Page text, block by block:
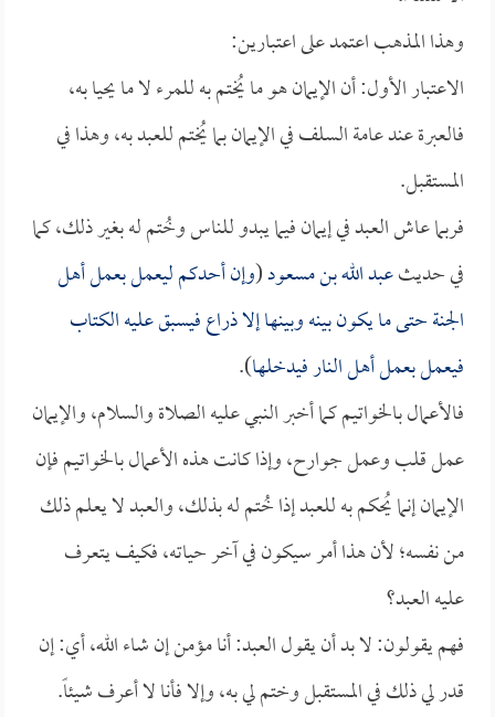
وهذا المذهب اعتمد على اعتبارين:
الاعتبار الأول: أن الإيمان هو ما يُختم به للمرء لا ما يحيا به،
فالعبرة عند عامة السلف في الإيمان بما يُختم للعبد به، وهذا في
المستقبل.
فربما عاش العبد في إيمان فيما يبدو للناس وخُتم له بغير ذلك، كما
في حديثعبد الله بن مسعود(وإن أحدكم ليعمل بعمل أهل
الجنة حتى ما يكون بينه وبينها إلا ذراع فيسبق عليه الكتاب
فيعمل بعمل أهل النار فيدخلها).
فالأعمال بالخواتيم كما أخبر النبي عليه الصلاة والسلام، والإيمان
عمل قلب وعمل جوارح، وإذا كانت هذه الأعمال بالخواتيم فإن
الإيمان إنما يُحكم به للعبد إذا خُتم له بذلك، والعبد لا يعلم ذلك
من نفسه؛ لأن هذا أمر سيكون في آخر حياته، فكيف يتعرف
عليه العبد؟
فهم يقولون: لا بد أن يقول العبد: أنا مؤمن إن شاء الله، أي: إن
قدر لي ذلك في المستقبل وختم لي به، وإلا فأنا لا أعرف شيئاً.